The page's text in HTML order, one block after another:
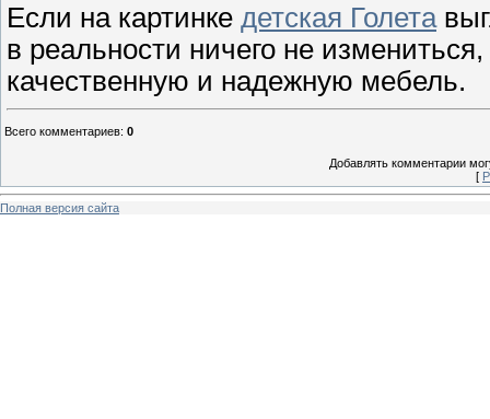
Если на картинке детская Голета
в реальности ничего не
качественную и надежную мебель.
Всего комментариев: 0
Добавлять комментарии
[
Полная версия сайта